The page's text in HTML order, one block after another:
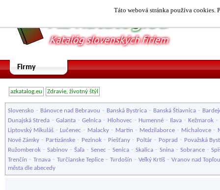
Táto webová stránka používa cookies.
Firmy
azkatalog.eu Zdravie, životný štýl
Slovensko - Bánovce nad Bebravou - Banská Bystrica - Banská Štiavnica -
Dunajská Streda - Galanta - Gelnica - Hlohovec - Humenné - Ilava - Kežmarok -
Liptovský Mikuláš - Lučenec - Malacky - Martin - Medzilaborce - Michalovce -
Nové Zámky - Partizánske - Pezinok - Piešťany - Poltár - Poprad - Považská
Ružomberok - Sabinov - Šaľa - Senec - Senica - Skalica - Snina - Sobrance -
Trenčín - Trnava - Turčianske Teplice - Tvrdošín - Veľký Krtíš - Vranov nad Topľou
města dle abecedy